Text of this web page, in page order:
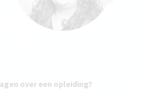
over een opleiding?